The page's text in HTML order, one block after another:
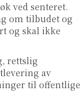
ved senteret.
om tilbudet og
og skal ikke
rettslig
av
til offentlige